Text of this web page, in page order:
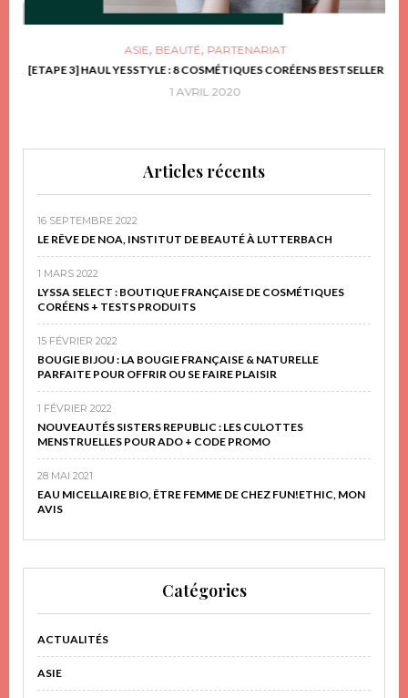
ASIE, BEAUTÉ, PARTENARIAT
[ETAPE 3] HAUL YESSTYLE : 8 COSMÉTIQUES CORÉENS BESTSELLER
1 AVRIL 2020
Articles récents
16 SEPTEMBRE 2022
LE RÊVE DE NOA, INSTITUT DE BEAUTÉ À LUTTERBACH
1 MARS 2022
LYSSA SELECT : BOUTIQUE FRANÇAISE DE COSMÉTIQUES
CORÉENS + TESTS PRODUITS
15 FÉVRIER 2022
BOUGIE BIJOU : LA BOUGIE FRANÇAISE & NATURELLE
PARFAITE POUR OFFRIR OU SE FAIRE PLAISIR
1 FÉVRIER 2022
NOUVEAUTÉS SISTERS REPUBLIC : LES CULOTTES
MENSTRUELLES POUR ADO + CODE PROMO
28 MAI 2021
EAU MICELLAIRE BIO, ÊTRE FEMME DE CHEZ FUN!ETHIC, MON
AVIS
Catégories
ACTUALITÉS
ASIE